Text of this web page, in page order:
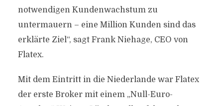
notwendigen Kundenwachstum zu
untermauern – eine Million Kunden sind das
erklärte Ziel“, sagt Frank Niehage, CEO von
Flatex.
Mit dem Eintritt in die Niederlande war Flatex
der erste Broker mit einem „Null-Euro-